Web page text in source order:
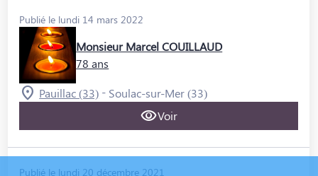
Publié le lundi 14 mars 2022
Monsieur Marcel COUILLAUD
78 ans
Pauillac (33) - Soulac-sur-Mer (33)
Voir
Publié le lundi 20 décembre 2021